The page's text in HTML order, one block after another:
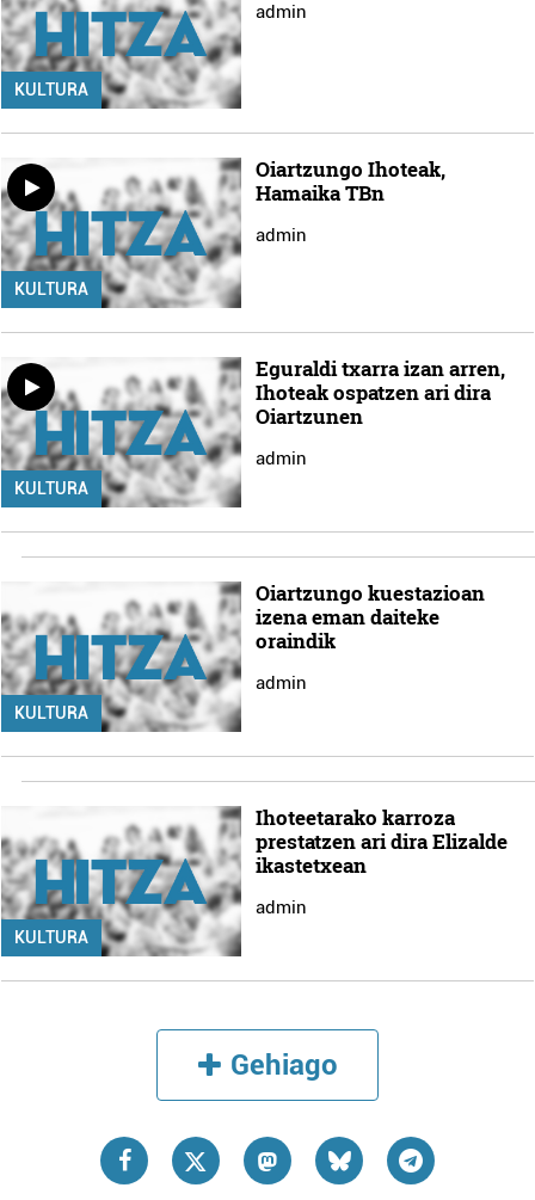
KULTURA
admin
KULTURA
Oiartzungo Ihoteak,
Hamaika TBn
admin
KULTURA
Eguraldi txarra izan arren,
Ihoteak ospatzen ari dira
Oiartzunen
admin
KULTURA
Oiartzungo kuestazioan
izena eman daiteke
oraindik
admin
KULTURA
Ihoteetarako karroza
prestatzen ari dira Elizalde
ikastetxean
admin
Gehiago